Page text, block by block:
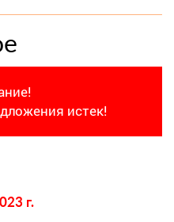
истек!
г.